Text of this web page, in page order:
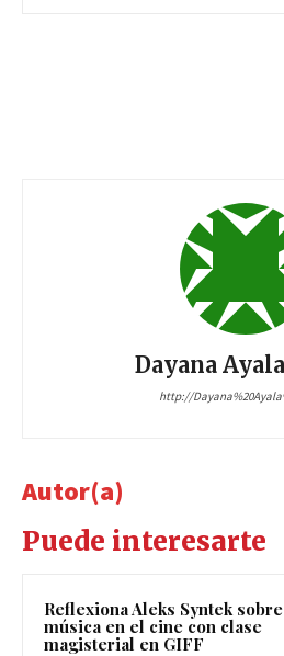
Dayana
http://
Autor(a)
Puede interesarte
Reflexiona Aleks Syntek
música en el cine con clase
magisterial en GIFF